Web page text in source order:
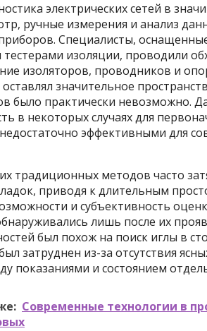
электрических сетей в
ручные измерения и анализ
Специалисты,
изоляции, проводили
изоляторов, проводников и
значительное
было практически невозможно.
в некоторых случаях для
эффективными для
традиционных методов часто
приводя к длительным
и субъективность
лишь после их
был похож на поиск иглы в
затруднен из-за отсутствия
показаниями и состоянием
Современные технологии в